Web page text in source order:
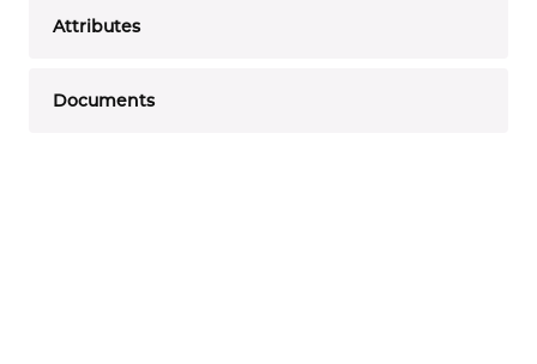
Attributes
Documents